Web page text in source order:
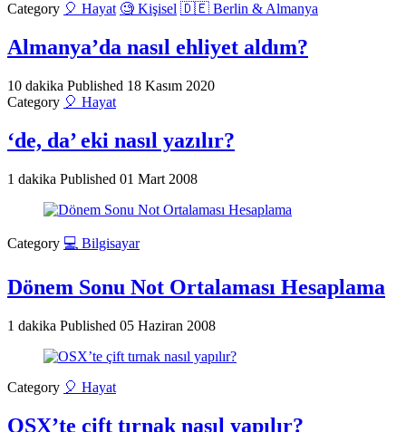
Category 🎈 Hayat 🧐 Kişisel 🇩🇪 Berlin & Almanya
Almanya’da nasıl ehliyet aldım?
10 dakika Published 18 Kasım 2020
Category 🎈 Hayat
‘de, da’ eki nasıl yazılır?
1 dakika Published 01 Mart 2008
Category 💻 Bilgisayar
Dönem Sonu Not Ortalaması Hesaplama
1 dakika Published 05 Haziran 2008
Category 🎈 Hayat
OSX’te çift tırnak nasıl yapılır?